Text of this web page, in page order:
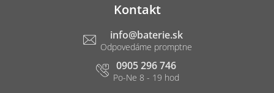
Kontakt
info@baterie.sk
0905 296 746